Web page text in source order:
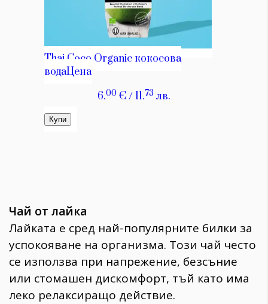
Чай от лайка
Лайката е сред най-популярните билки за
успокояване на организма. Този чай често
се използва при напрежение, безсъние
или стомашен дискомфорт, тъй като има
леко релаксиращо действие.